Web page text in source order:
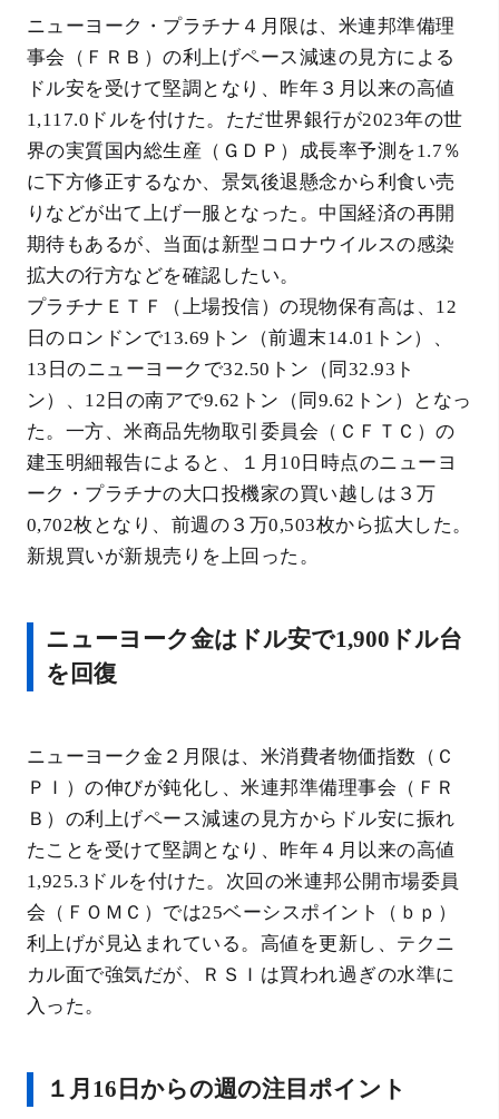
ニューヨーク・プラチナ４月限は、米連邦準備理
事会（ＦＲＢ）の利上げペース減速の見方による
ドル安を受けて堅調となり、昨年３月以来の高値
1,117.0ドルを付けた。ただ世界銀行が2023年の世
界の実質国内総生産（ＧＤＰ）成長率予測を1.7％
に下方修正するなか、景気後退懸念から利食い売
りなどが出て上げ一服となった。中国経済の再開
期待もあるが、当面は新型コロナウイルスの感染
拡大の行方などを確認したい。
プラチナＥＴＦ（上場投信）の現物保有高は、12
日のロンドンで13.69トン（前週末14.01トン）、
13日のニューヨークで32.50トン（同32.93ト
ン）、12日の南アで9.62トン（同9.62トン）となっ
た。一方、米商品先物取引委員会（ＣＦＴＣ）の
建玉明細報告によると、１月10日時点のニューヨ
ーク・プラチナの大口投機家の買い越しは３万
0,702枚となり、前週の３万0,503枚から拡大した。
新規買いが新規売りを上回った。
ニューヨーク金はドル安で1,900ドル台
を回復
ニューヨーク金２月限は、米消費者物価指数（Ｃ
ＰＩ）の伸びが鈍化し、米連邦準備理事会（ＦＲ
Ｂ）の利上げペース減速の見方からドル安に振れ
たことを受けて堅調となり、昨年４月以来の高値
1,925.3ドルを付けた。次回の米連邦公開市場委員
会（ＦＯＭＣ）では25ベーシスポイント（ｂｐ）
利上げが見込まれている。高値を更新し、テクニ
カル面で強気だが、ＲＳＩは買われ過ぎの水準に
入った。
１月16日からの週の注目ポイント